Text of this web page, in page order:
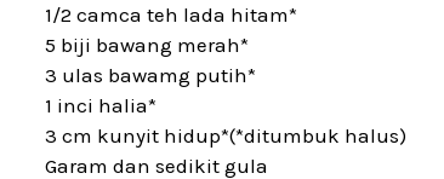
1/2 camca teh lada hitam*
5 biji bawang merah*
3 ulas bawamg putih*
1 inci halia*
3 cm kunyit hidup*(*ditumbuk halus)
Garam dan sedikit gula